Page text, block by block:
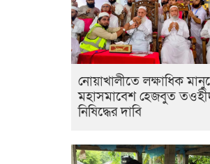
নোয়াখালীতে লক্ষাধিক
মহাসমাবেশ হেজবুত
নিষিদ্ধের দাবি